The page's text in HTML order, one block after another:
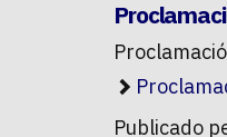
Publicado